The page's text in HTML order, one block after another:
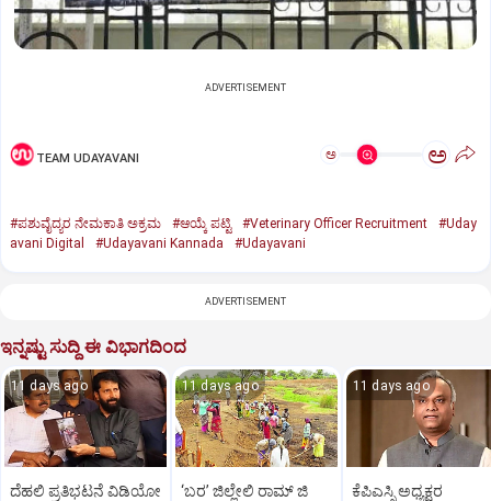
ADVERTISEMENT
TEAM UDAYAVANI ಅ ಅ
#ಪಶುವೈದ್ಯರ ನೇಮಕಾತಿ ಅಕ್ರಮ #ಆಯ್ಕೆ ಪಟ್ಟಿ #Veterinary Officer Recruitment
#Uday
avani Digital
#Udayavani Kannada #Udayavani
ADVERTISEMENT
ಇನ್ನಷ್ಟು ಸುದ್ದಿ ಈ ವಿಭಾಗದಿಂದ
11 days ago
ದೆಹಲಿ ಪ್ರತಿಭಟನೆ ವಿಡಿಯೋ
11 days ago
‘ಬರ’ ಜಿಲ್ಲೇಲಿ ರಾಮ್‌ ಜಿ
11 days ago
ಕೆಪಿಎಸ್ಸಿ ಅಧ್ಯಕ್ಷರ